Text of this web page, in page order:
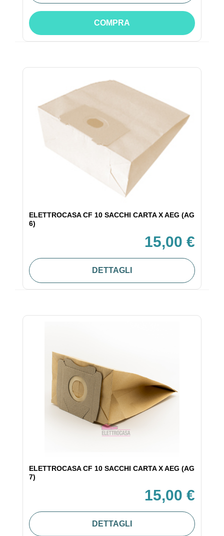
COMPRA
ELETTROCASA CF 10 SACCHI CARTA X AEG (AG
6)
15,00 €
DETTAGLI
ELETTROCASA CF 10 SACCHI CARTA X AEG (AG
7)
15,00 €
DETTAGLI